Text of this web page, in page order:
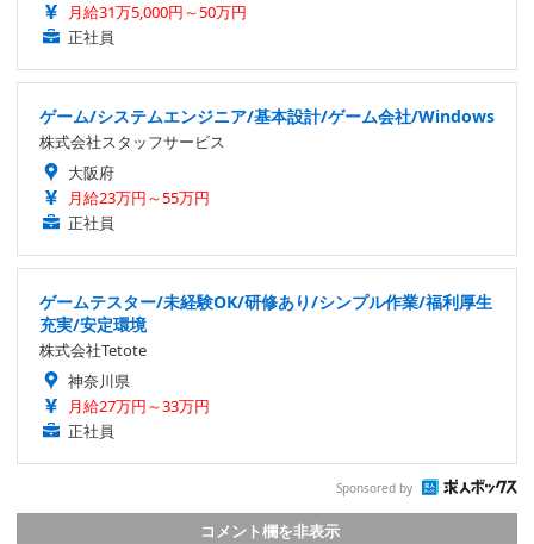
月給31万5,000円～50万円
正社員
ゲーム/システムエンジニア/基本設計/ゲーム会社/Windows
株式会社スタッフサービス
大阪府
月給23万円～55万円
正社員
ゲームテスター/未経験OK/研修あり/シンプル作業/福利厚生
充実/安定環境
株式会社Tetote
神奈川県
月給27万円～33万円
正社員
Sponsored by
コメント欄を非表示